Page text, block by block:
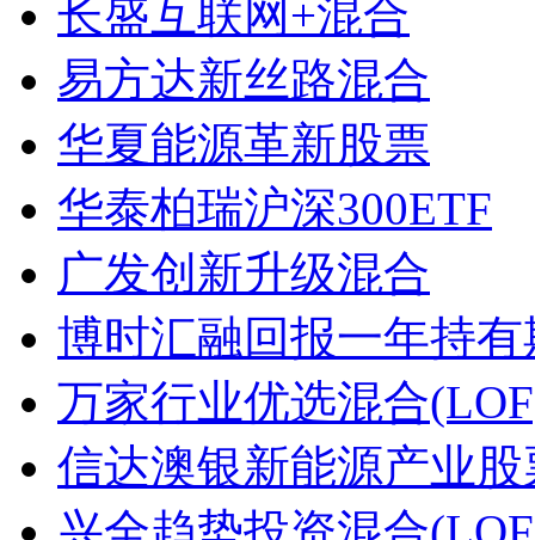
长盛互联网+混合
易方达新丝路混合
华夏能源革新股票
华泰柏瑞沪深300ETF
广发创新升级混合
博时汇融回报一年持
万家行业优选混合
信达澳银新能源产业股